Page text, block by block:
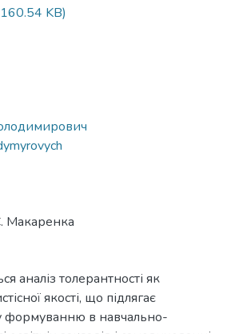
KB)
Макаренка
аналіз толерантності як
якості, що підлягає
формуванню в навчально-